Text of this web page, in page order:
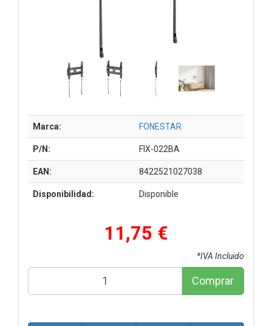
Marca: FONESTAR
P/N: FIX-022BA
EAN: 8422521027038
Disponibilidad: Disponible
11,75 €
*IVA Incluido
Comprar